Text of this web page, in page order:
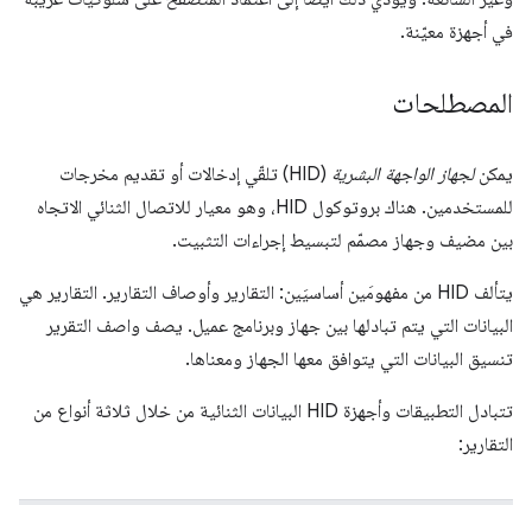
في أجهزة معيّنة.
المصطلحات
يمكنلجهاز الواجهة البشرية
(HID) تلقّي إدخالات أو تقديم مخرجات
للمستخدمين. هناك بروتوكول HID، وهو معيار للاتصال الثنائي الاتجاه
بين مضيف وجهاز مصمّم لتبسيط إجراءات التثبيت.
يتألف HID من مفهومَين أساسيَين: التقارير وأوصاف التقارير. التقارير هي
البيانات التي يتم تبادلها بين جهاز وبرنامج عميل. يصف واصف التقرير
تنسيق البيانات التي يتوافق معها الجهاز ومعناها.
تتبادل التطبيقات وأجهزة HID البيانات الثنائية من خلال ثلاثة أنواع من
التقارير: